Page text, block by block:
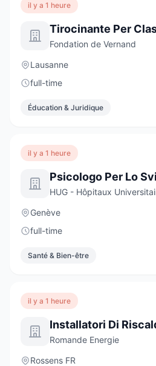
il y a 1 heure
Fondation de Vernand
Lausanne
full-time
Éducation & Juridique
il y a 1 heure
HUG - Hôpitaux
Genève
full-time
Santé & Bien-être
il y a 1 heure
Installatori Di
Romande Energie
Rossens FR